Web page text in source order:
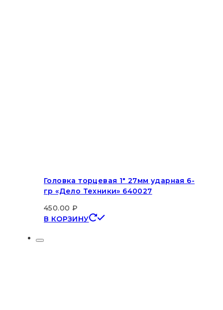
Головка торцевая 1″ 27мм ударная 6-
гр «Дело Техники» 640027
450.00 ₽
В КОРЗИНУ